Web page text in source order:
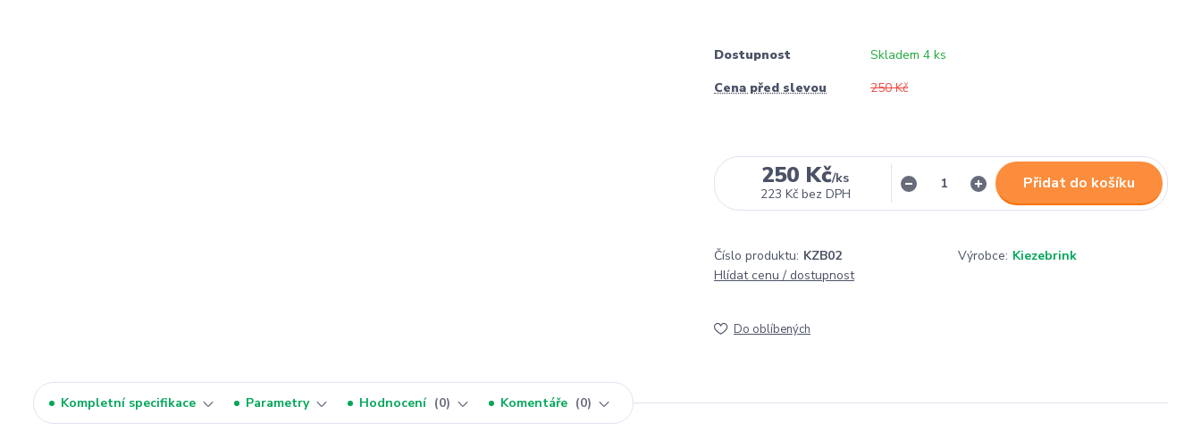
Dostupnost
Skladem 4 ks
Cena před slevou
250 Kč
250 Kč/ks
223 Kč bez DPH
Přidat do košíku
Číslo produktu: KZB02 Výrobce: Kiezebrink
Hlídat cenu / dostupnost
Do oblíbených
Kompletní specifikace Parametry Hodnocení 0 Komentáře 0